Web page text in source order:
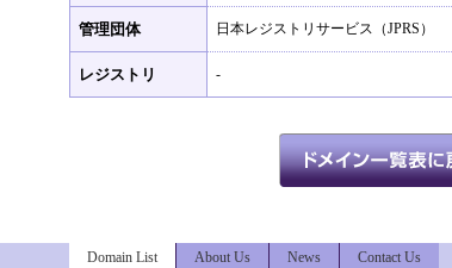
管理団体 日本レジストリサービス（JPRS）
レジストリ -
Domain List About Us News Contact Us